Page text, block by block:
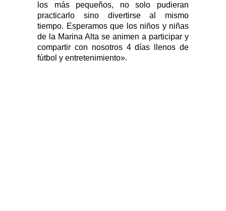
los más pequeños, no solo pudieran
practicarlo sino divertirse al mismo
tiempo. Esperamos que los niños y niñas
de la Marina Alta se animen a participar y
compartir con nosotros 4 días llenos de
fútbol y entretenimiento».